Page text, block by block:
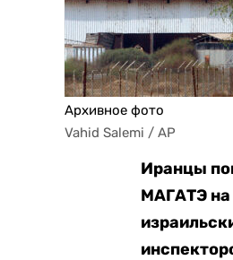
Архивное фото
Vahid Salemi / AP
Иранцы
МАГАТЭ на